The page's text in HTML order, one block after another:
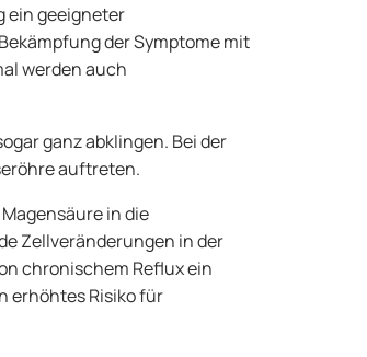
ein geeigneter
der Symptome mit
werden auch
ganz abklingen. Bei der
auftreten.
in die
Zellveränderungen in der
chronischem Reflux ein
erhöhtes Risiko für